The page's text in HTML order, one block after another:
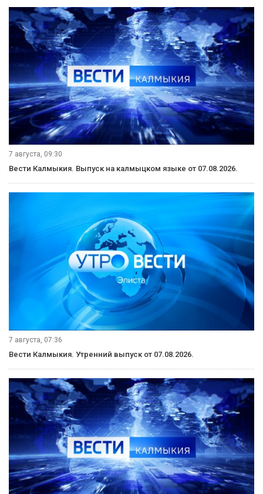
7 августа, 09:30
Вести Калмыкия. Выпуск на калмыцком языке от 07.08.2026.
7 августа, 07:36
Вести Калмыкия. Утренний выпуск от 07.08.2026.